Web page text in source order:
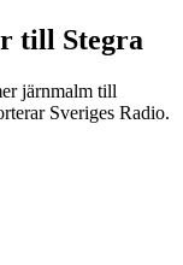
till Stegra
järnmalm till
Sveriges Radio.